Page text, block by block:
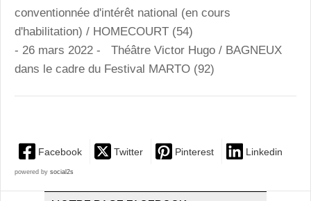
conventionnée d'intérêt national (en cours
d'habilitation) / HOMECOURT (54)
- 26 mars 2022 - Théâtre Victor Hugo / BAGNEUX
dans le cadre du Festival MARTO (92)
Facebook Twitter Pinterest Linkedin
powered by social2s